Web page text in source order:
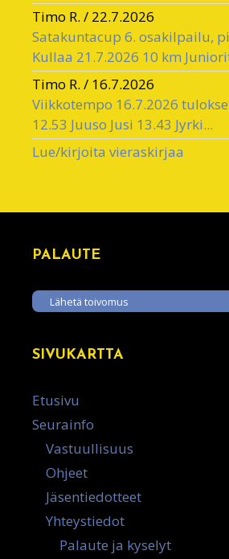
Timo R. / 22.7.2026
Satakuntacup 6. osakilpailu,
Kullaa 21.7.2026 10 km
Timo R. / 16.7.2026
Viikkotempo 16.7.2026
12.53 Juuso Jusi 13.43 Jyrki...
Lue/kirjoita vieraskirjaa
PALAUTE
Lähetä toivomus
SIVUKARTTA
Etusivu
Seurainfo
Vastuullisuus
Ohjeet
Jäsentiedotteet
Yhteystiedot
Palaute ja kyselyt